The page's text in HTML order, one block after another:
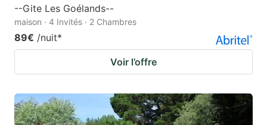
--Gite Les Goélands--
maison · 4 Invités · 2 Chambres
89€ /nuit*
Voir l’offre